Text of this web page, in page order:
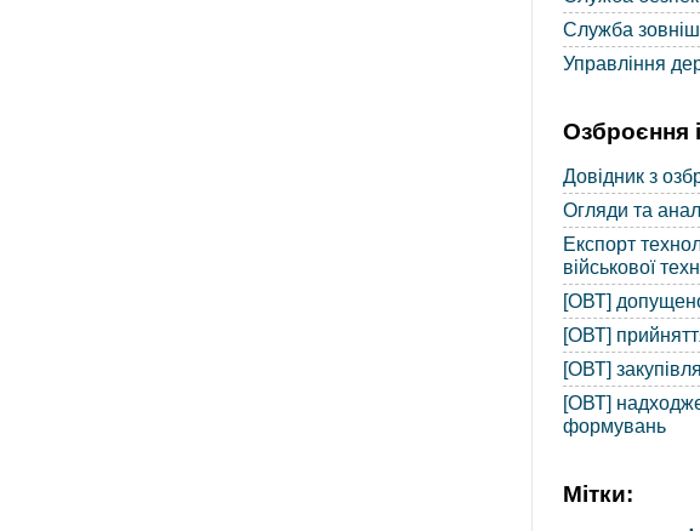
Служба
Управління
Озброєння
Довідник з
Огляди та
Експорт
військової
[ОВТ]
[ОВТ]
[ОВТ]
[ОВТ]
формувань
Мітки: